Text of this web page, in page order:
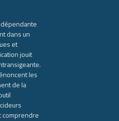
dans un
et
jouit
les
de la
comprendre